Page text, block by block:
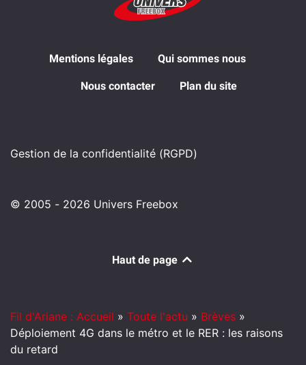
Mentions légales Qui sommes nous
Nous contacter Plan du site
Gestion de la confidentialité (RGPD)
© 2005 - 2026 Univers Freebox
Haut de page
Fil d'Ariane : Accueil » Toute l'actu » Brèves »
Déploiement 4G dans le métro et le RER : les raisons
du retard